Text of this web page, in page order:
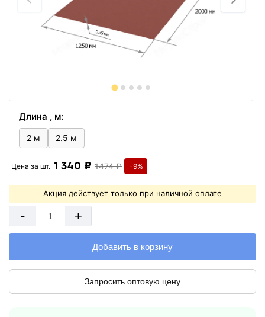
Длина , м:
2 м 2.5 м
Цена за шт. 1 340 ₽ 1474 ₽ -9%
Акция действует только при наличной оплате
- +
Добавить в корзину
Запросить оптовую цену